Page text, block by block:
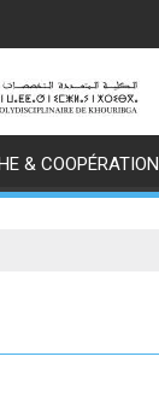
& COOPÉRATION